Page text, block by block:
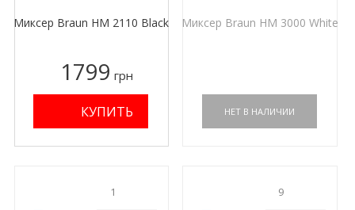
Миксер Braun HM 2110 Black
1799 грн
Миксер Braun HM 3000 White
1 9